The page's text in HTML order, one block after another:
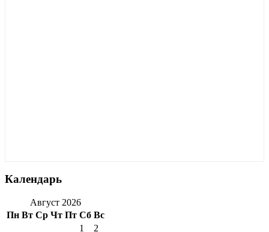
Календарь
Август 2026
Пн Вт Ср Чт Пт Сб Вс
1
2